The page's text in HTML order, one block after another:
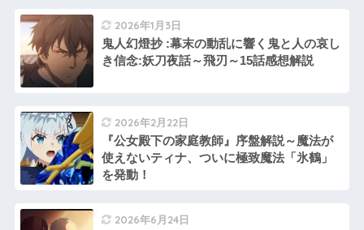
2026年1月3日
鬼人幻燈抄 :幕末の動乱に響く鬼と人の哀し
き信念:妖刀夜話～飛刃～15話感想解説
2026年2月22日
『公女殿下の家庭教師』序盤解説～魔法が
使えないティナ、ついに極致魔法「氷鶴」
を発動！
2026年6月24日